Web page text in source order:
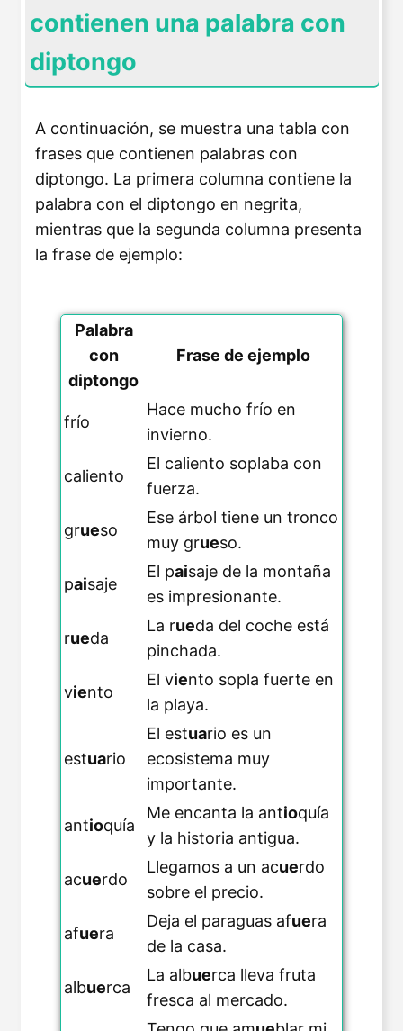
contienen una palabra con
diptongo
A continuación, se muestra una tabla con
frases que contienen palabras con
diptongo. La primera columna contiene la
palabra con el diptongo en negrita,
mientras que la segunda columna presenta
la frase de ejemplo:
Palabra
con
diptongo
Frase de ejemplo
frío
Hace mucho frío en
invierno.
caliento
El caliento soplaba con
fuerza.
grueso
Ese árbol tiene un tronco
muy grueso.
paisaje
El paisaje de la montaña
es impresionante.
rueda
La rueda del coche está
pinchada.
viento
El viento sopla fuerte en
la playa.
estuario
El estuario es un
ecosistema muy
importante.
antioquía
Me encanta la antioquía
y la historia antigua.
acuerdo
Llegamos a un acuerdo
sobre el precio.
afuera
Deja el paraguas afuera
de la casa.
albuerca
La albuerca lleva fruta
fresca al mercado.